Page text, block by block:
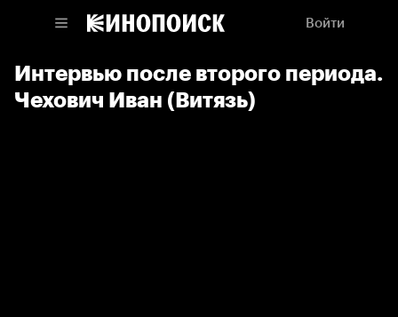
Войти
Интервью после второго периода.
Чехович Иван (Витязь)